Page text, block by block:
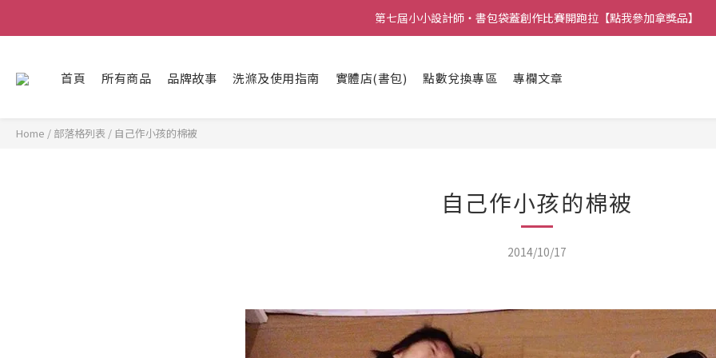
第七屆小小設計師・書包袋蓋創作比賽開跑拉【點我參加拿獎品】
首頁 所有商品 品牌故事 洗滌及使用指南 實體店(書包) 點數兌換專區 專欄文章
Home / 部落格列表 / 自己作小孩的棉被
自己作小孩的棉被
2014/10/17